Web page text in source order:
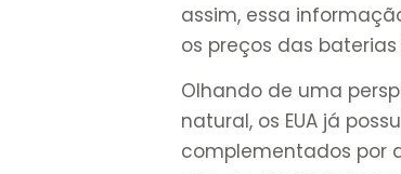
assim, essa
os preços das
Olhando de uma
natural, os EUA já
complementados por